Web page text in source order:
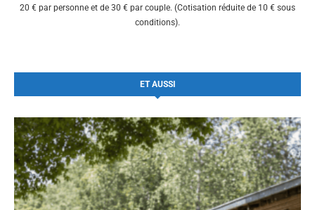
20 € par personne et de 30 € par couple. (Cotisation réduite de 10 € sous
conditions).
ET AUSSI